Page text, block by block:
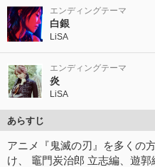
エンディングテーマ
白銀
LiSA
エンディングテーマ
炎
LiSA
あらすじ
アニメ『鬼滅の刃』を多くの
け、 竈門炭治郎 立志編、遊